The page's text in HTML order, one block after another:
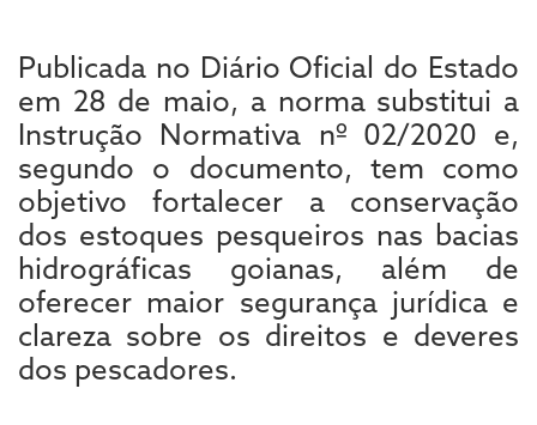
Publicada no Diário Oficial do Estado
em 28 de maio, a norma substitui a
Instrução Normativa nº 02/2020 e,
segundo o documento, tem como
objetivo fortalecer a conservação
dos estoques pesqueiros nas bacias
hidrográficas goianas, além de
oferecer maior segurança jurídica e
clareza sobre os direitos e deveres
dos pescadores.